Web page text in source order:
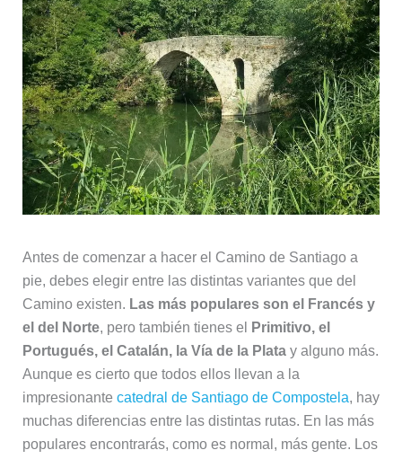
Antes de comenzar a hacer el Camino de Santiago a
pie, debes elegir entre las distintas variantes que del
Camino existen. Las más populares son el Francés y
el del Norte, pero también tienes el
Primitivo, el
Portugués, el Catalán, la Vía de la Platay alguno más.
Aunque es cierto que todos ellos llevan a la
impresionante catedral de Santiago de Compostela, hay
muchas diferencias entre las distintas rutas. En las más
populares encontrarás, como es normal, más gente. Los